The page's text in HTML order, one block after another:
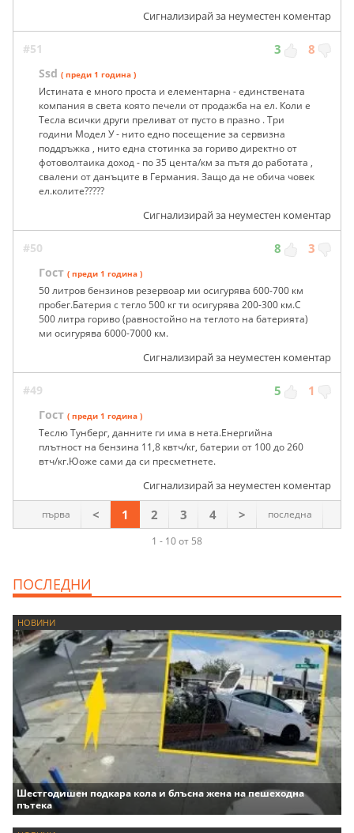
Сигнализирай за неуместен коментар
#51 3 8
Ssd ( преди 1 година )
Истината е много проста и елементарна - единствената
компания в света която печели от продажба на ел. Коли е
Тесла всички други преливат от пусто в празно . Три
години Модел У - нито едно посещение за сервизна
поддръжка , нито една стотинка за гориво директно от
фотоволтаика доход - по 35 цента/км за пътя до работата ,
свалени от данъците в Германия. Защо да не обича човек
ел.колите?????
Сигнализирай за неуместен коментар
#50 8 3
Гост ( преди 1 година )
50 литров бензинов резервоар ми осигурява 600-700 км
пробег.Батерия с тегло 500 кг ти осигурява 200-300 км.С
500 литра гориво (равностойно на теглото на батерията)
ми осигурява 6000-7000 км.
Сигнализирай за неуместен коментар
#49 5 1
Гост ( преди 1 година )
Теслю Тунберг, данните ги има в нета.Енергийна
плътност на бензина 11,8 квтч/кг, батерии от 100 до 260
втч/кг.Юоже сами да си пресметнете.
Сигнализирай за неуместен коментар
1 - 10 от 58
първа < 1 2 3 4 > последна
ПОСЛЕДНИ
НОВИНИ
Шестгодишен подкара кола и блъсна жена на пешеходна
пътека